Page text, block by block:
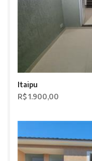
Itaipu
R$ 1.900,00